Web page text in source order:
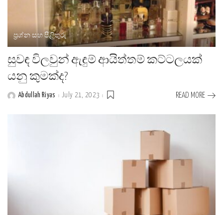
ප්‍රශ්න සහ පිළිතුරු
සුවඳ විලවුන් ඇඳුම් ආයිත්තම් කට්ටලයක්
යනු කුමක්ද?
PostedAbdullah Riyas July 21, 2023 READ MORE